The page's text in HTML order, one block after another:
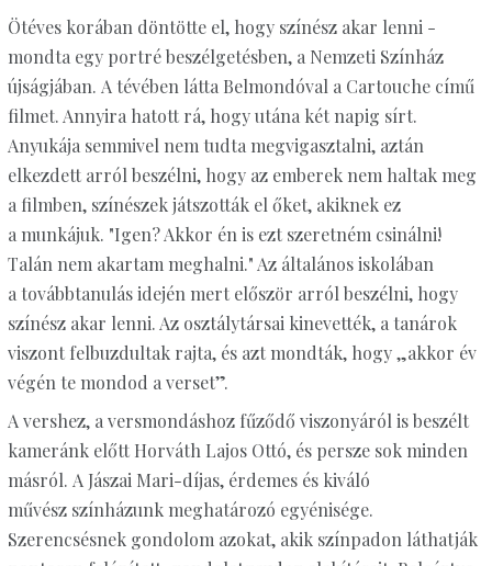
Ötéves korában döntötte el, hogy színész akar lenni -
mondta egy portré beszélgetésben, a Nemzeti Színház
újságjában. A tévében látta Belmondóval a Cartouche című
filmet. Annyira hatott rá, hogy utána két napig sírt.
Anyukája semmivel nem tudta megvigasztalni, aztán
elkezdett arról beszélni, hogy az emberek nem haltak meg
a filmben, színészek játszották el őket, akiknek ez
a munkájuk. "Igen? Akkor én is ezt szeretném csinálni!
Talán nem akartam meghalni." Az általános iskolában
a továbbtanulás idején mert először arról beszélni, hogy
színész akar lenni. Az osztálytársai kinevették, a tanárok
viszont felbuzdultak rajta, és azt mondták, hogy „akkor év
végén te mondod a verset”.
A vershez, a versmondáshoz fűződő viszonyáról is beszélt
kameránk előtt Horváth Lajos Ottó, és persze sok minden
másról. A Jászai Mari-díjas, érdemes és kiváló
művész színházunk meghatározó egyénisége.
Szerencsésnek gondolom azokat, akik színpadon láthatják